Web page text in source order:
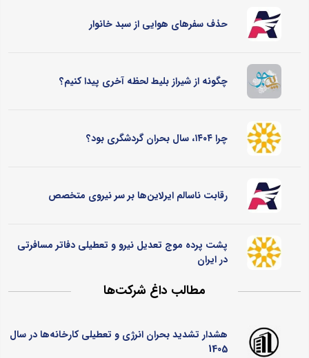
حذف سفرهای هوایی از سبد خانوار
چگونه از شیراز بلیط لحظه آخری پیدا کنیم؟
چرا ۱۴۰۴، سال بحران گردشگری بود؟
رقابت ناسالم ایرلاین‌ها بر سر نیروی متخصص
پشت پرده موج تعدیل نیرو و تعطیلی دفاتر مسافرتی
در ایران
مطالب داغ شرکت‌ها
هشدار تشدید بحران انرژی و تعطیلی کارخانه‌ها در سال
1405